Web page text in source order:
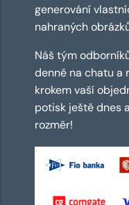
generování
nahraných
Náš tým
denně na chatu a
krokem vaší
potisk ještě dnes
rozměr!